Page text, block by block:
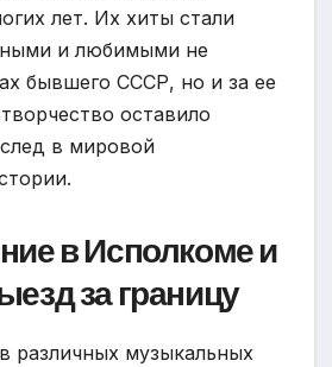
лет. Их хиты стали
и любимыми не
бывшего СССР, но и за ее
оставило
в мировой
в Исполкоме и
за границу
различных музыкальных